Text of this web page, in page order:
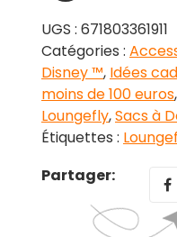
UGS : 671803361911
Catégories :
Disney ™, Idées
moins de 100 euros,
Loungefly,Sacs à
Étiquettes :
Partager: